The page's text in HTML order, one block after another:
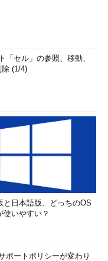
「セル」の参照、移動、
除 (1/4)
と日本語版、どっちのOS
使いやすい？
ポートポリシーが変わり